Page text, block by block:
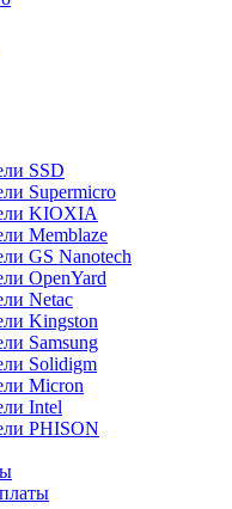
SSD
Supermicro
KIOXIA
Memblaze
GS Nanotech
OpenYard
Netac
Kingston
Samsung
Solidigm
Micron
Intel
PHISON